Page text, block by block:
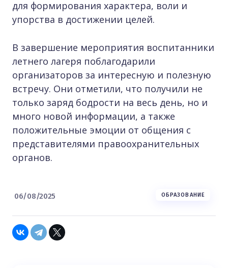
для формирования характера, воли и
упорства в достижении целей.
В завершение мероприятия воспитанники
летнего лагеря поблагодарили
организаторов за интересную и полезную
встречу. Они отметили, что получили не
только заряд бодрости на весь день, но и
много новой информации, а также
положительные эмоции от общения с
представителями правоохранительных
органов.
06/08/2025 ОБРАЗОВАНИЕ